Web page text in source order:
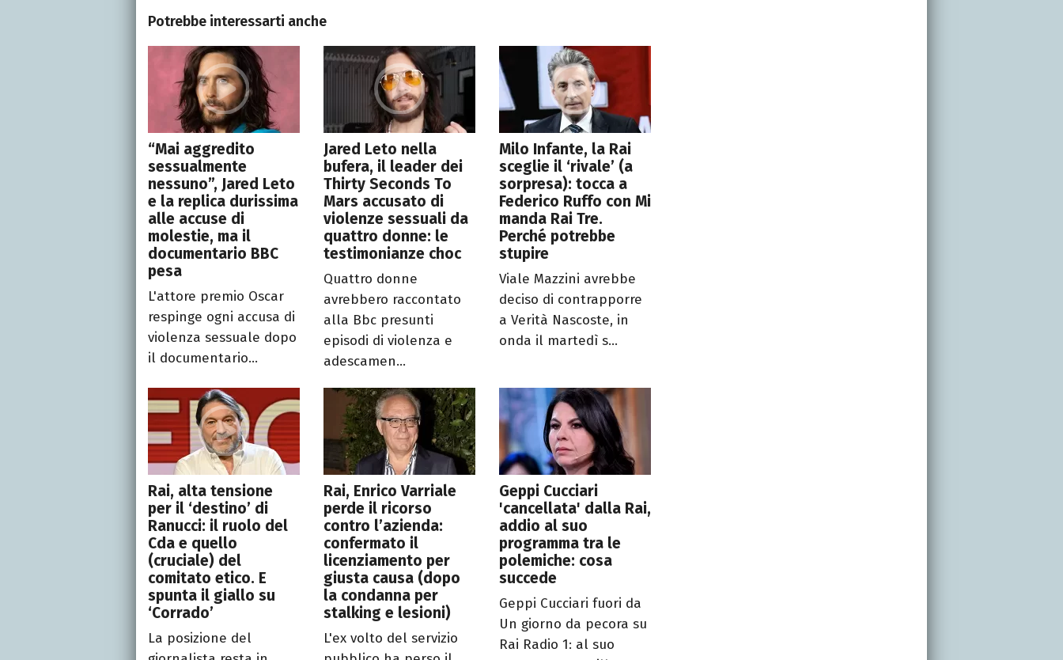
Potrebbe interessarti anche
“Mai aggredito
sessualmente
nessuno”, Jared Leto
e la replica durissima
alle accuse di
molestie, ma il
documentario BBC
pesa
L'attore premio Oscar
respinge ogni accusa di
violenza sessuale dopo
il documentario...
Jared Leto nella
bufera, il leader dei
Thirty Seconds To
Mars accusato di
violenze sessuali da
quattro donne: le
testimonianze choc
Quattro donne
avrebbero raccontato
alla Bbc presunti
episodi di violenza e
adescamen...
Milo Infante, la Rai
sceglie il ‘rivale’ (a
sorpresa): tocca a
Federico Ruffo con Mi
manda Rai Tre.
Perché potrebbe
stupire
Viale Mazzini avrebbe
deciso di contrapporre
a Verità Nascoste, in
onda il martedì s...
Rai, alta tensione
per il ‘destino’ di
Ranucci: il ruolo del
Cda e quello
(cruciale) del
comitato etico. E
spunta il giallo su
‘Corrado’
La posizione del
Rai, Enrico Varriale
perde il ricorso
contro l’azienda:
confermato il
licenziamento per
giusta causa (dopo
la condanna per
stalking e lesioni)
L'ex volto del servizio
Geppi Cucciari
'cancellata' dalla Rai,
addio al suo
programma tra le
polemiche: cosa
succede
Geppi Cucciari fuori da
Un giorno da pecora su
Rai Radio 1: al suo